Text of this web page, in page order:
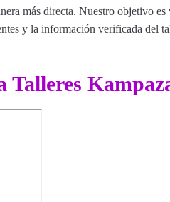
más directa. Nuestro objetivo
y la información verificada del
Talleres